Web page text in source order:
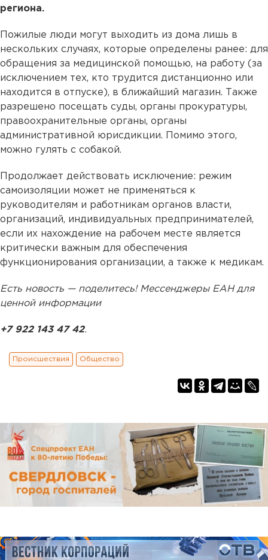
региона.
Пожилые люди могут выходить из дома лишь в
нескольких случаях, которые определены ранее: для
обращения за медицинской помощью, на работу (за
исключением тех, кто трудится дистанционно или
находится в отпуске), в ближайший магазин. Также
разрешено посещать суды, органы прокуратуры,
правоохранительные органы, органы
административной юрисдикции. Помимо этого,
можно гулять с собакой.
Продолжает действовать исключение: режим
самоизоляции может не применяться к
руководителям и работникам органов власти,
организаций, индивидуальных предпринимателей,
если их нахождение на рабочем месте является
критически важным для обеспечения
функционирования организации, а также к медикам.
Есть новость — поделитесь! Мессенджеры ЕАН для
ценной информации
+7 922 143 47 42.
Происшествия Общество